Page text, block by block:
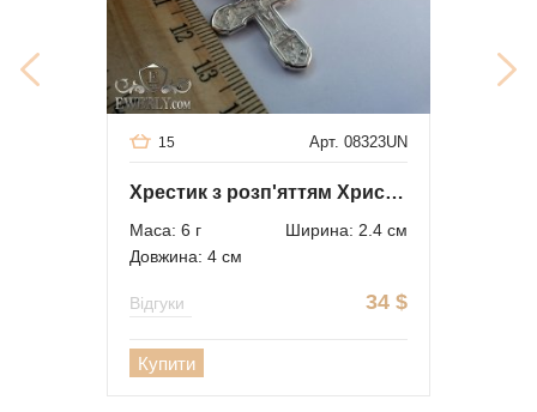
Арт. 08323UN
15
Хрестик з розп'яттям Христовим
Маса: 6 г
Ширина: 2.4 см
Довжина: 4 см
34 $
Відгуки
Купити